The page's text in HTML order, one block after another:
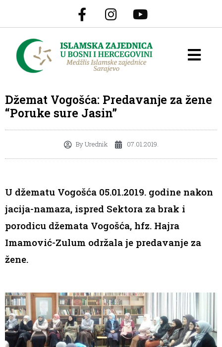
Džemat Vogošća: Predavanje za žene
“Poruke sure Jasin”
ByUrednik 07.01.2019.
U džematu Vogošća 05.01.2019. godine nakon
jacija-namaza, ispred Sektora za brak i
porodicu džemata Vogošća, hfz. Hajra
Imamović-Zulum održala je predavanje za
žene.